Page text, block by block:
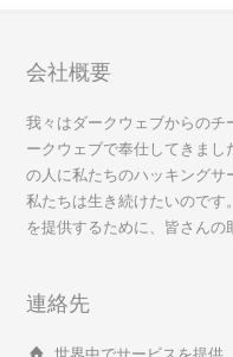
会社概要
我々はダークウェブからの
ークウェブで奉仕してきま
の人に私たちのハッキングサ
私たちは生き続けたいのです
を提供するために、皆さんの
連絡先